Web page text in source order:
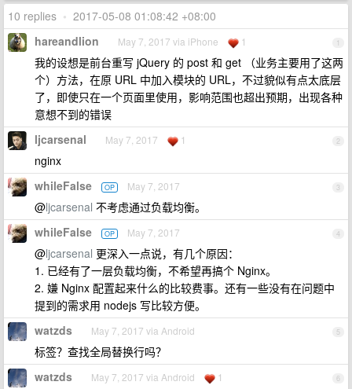
10 replies • 2017-05-08 01:08:42 +08:00
1
hareandlion May 7, 2017 via iPhone 1
我的设想是前台重写 jQuery 的 post 和 get （业务主要用了这两
个）方法，在原 URL 中加入模块的 URL，不过貌似有点太底层
了，即使只在一个页面里使用，影响范围也超出预期，出现各种
意想不到的错误
2
ljcarsenal May 7, 2017 1
nginx
3
whileFalse OP May 7, 2017
@ljcarsenal 不考虑通过负载均衡。
4
whileFalse OP May 7, 2017
@ljcarsenal 更深入一点说，有几个原因：
1. 已经有了一层负载均衡，不希望再搞个 Nginx。
2. 嫌 Nginx 配置起来什么的比较费事。还有一些没有在问题中
提到的需求用 nodejs 写比较方便。
5
watzds May 7, 2017 via Android
标签？查找全局替换行吗？
6
watzds May 7, 2017 via Android 1